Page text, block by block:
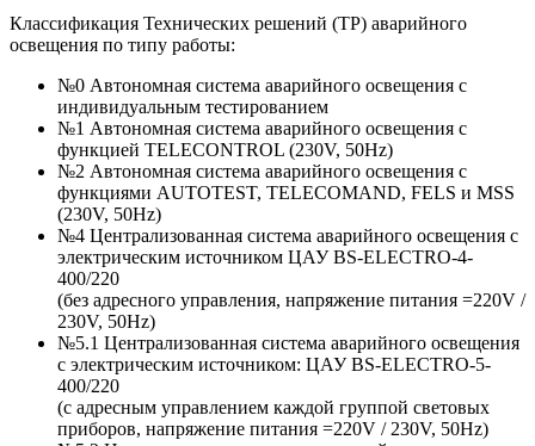
Классификация Технических решений (ТР) аварийного
освещения по типу работы:
№0 Автономная система аварийного освещения с
индивидуальным тестированием
№1 Автономная система аварийного освещения с
функцией TELECONTROL (230V, 50Hz)
№2 Автономная система аварийного освещения с
функциями AUTOTEST, TELECOMAND, FELS и MSS
(230V, 50Hz)
№4 Централизованная система аварийного освещения с
электрическим источником ЦАУ BS-ELECTRO-4-
400/220
(без адресного управления, напряжение питания =220V /
230V, 50Hz)
№5.1 Централизованная система аварийного освещения
с электрическим источником: ЦАУ BS-ELEСTRO-5-
400/220
(c адресным управлением каждой группой световых
приборов, напряжение питания =220V / 230V, 50Hz)